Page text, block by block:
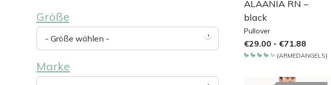
ALAANIA RN –
black
Pullover
€29.00 - €71.88
(ARMEDANGELS)
Größe
- Größe wählen -
Marke